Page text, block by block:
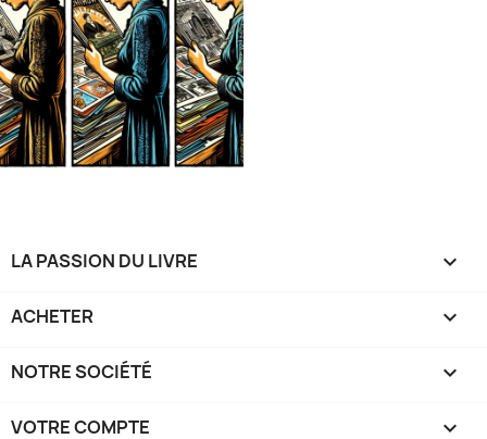
LA PASSION DU LIVRE 
ACHETER 
NOTRE SOCIÉTÉ 
VOTRE COMPTE 